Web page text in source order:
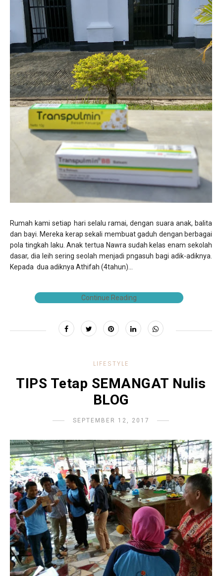
Rumah kami setiap hari selalu ramai, dengan suara anak, balita
dan bayi. Mereka kerap sekali membuat gaduh dengan berbagai
pola tingkah laku. Anak tertua Nawra sudah kelas enam sekolah
dasar, dia leih sering seolah menjadi pngasuh bagi adik-adiknya.
Kepada dua adiknya Athifah (4tahun)...
Continue Reading
LIFESTYLE
TIPS Tetap SEMANGAT Nulis
BLOG
SEPTEMBER 12, 2017